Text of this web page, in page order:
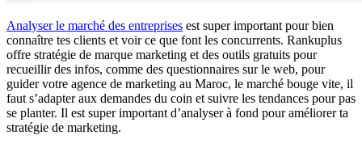
Analyser le marché des entreprises est super important pour bien
connaître tes clients et voir ce que font les concurrents. Rankuplus
offre stratégie de marque marketing et des outils gratuits pour
recueillir des infos, comme des questionnaires sur le web, pour
guider votre agence de marketing au Maroc, le marché bouge vite, il
faut s’adapter aux demandes du coin et suivre les tendances pour pas
se planter. Il est super important d’analyser à fond pour améliorer ta
stratégie de marketing.